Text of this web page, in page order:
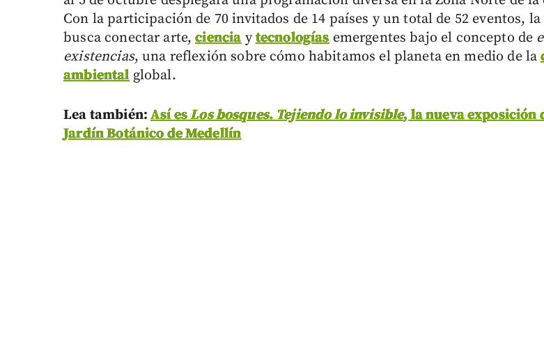
Con la participación de 70 invitados de 14 países y un total de 52 eventos,
busca conectar arte,cienciaytecnologíasemergentes bajo el concepto de
existencias, una reflexión sobre cómo habitamos el planeta en medio de la
ambientalglobal.
Lea también:Así esLos bosques. Tejiendo lo invisible, la nueva exposición
Jardín Botánico de Medellín